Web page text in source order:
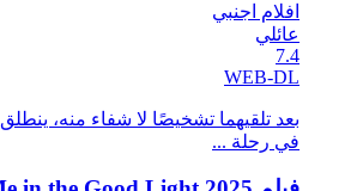
افلام اجنبي
عائلي
7.4
WEB-DL
بعد تلقيهما تشخيصًا لا شفاء منه،
في رحلة ...